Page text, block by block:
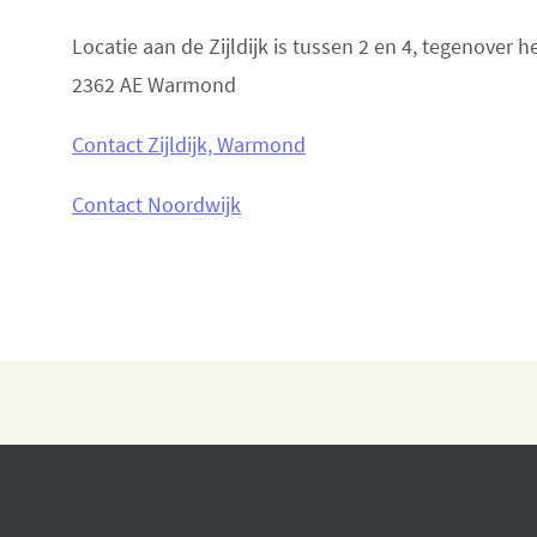
Locatie aan de Zijldijk is tussen 2 en 4, tegenover
2362 AE Warmond
Contact Zijldijk, Warmond
Contact Noordwijk